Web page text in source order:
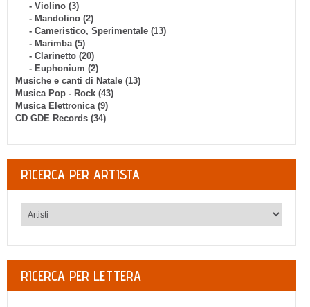
- Violino (3)
- Mandolino (2)
- Cameristico, Sperimentale (13)
- Marimba (5)
- Clarinetto (20)
- Euphonium (2)
Musiche e canti di Natale (13)
Musica Pop - Rock (43)
Musica Elettronica (9)
CD GDE Records (34)
RICERCA PER ARTISTA
RICERCA PER LETTERA